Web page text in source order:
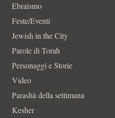
Ebraismo
Feste/Eventi
Jewish in the City
Parole di Torah
Personaggi e Storie
Video
Parashà della settimana
Kesher